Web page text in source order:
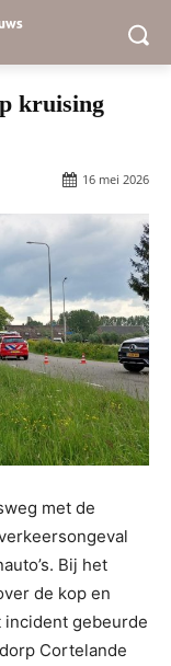
kruising
16 mei 2026
met de
Bij het
de kop en
incident gebeurde
Cortelande